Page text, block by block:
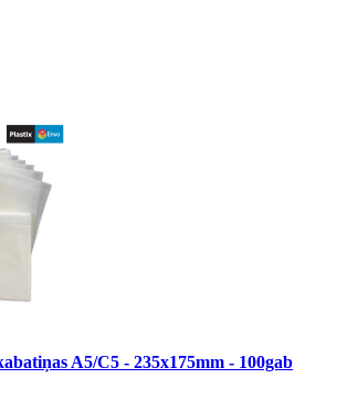
A5/C5 - 235x175mm - 100gab